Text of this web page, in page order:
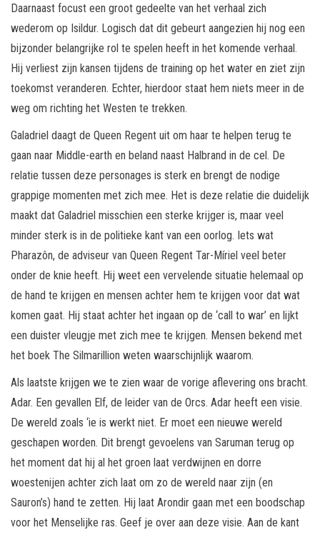
Daarnaast focust een groot gedeelte van het verhaal zich
wederom op Isildur. Logisch dat dit gebeurt aangezien hij nog een
bijzonder belangrijke rol te spelen heeft in het komende verhaal.
Hij verliest zijn kansen tijdens de training op het water en ziet zijn
toekomst veranderen. Echter, hierdoor staat hem niets meer in de
weg om richting het Westen te trekken.
Galadriel daagt de Queen Regent uit om haar te helpen terug te
gaan naar Middle-earth en beland naast Halbrand in de cel. De
relatie tussen deze personages is sterk en brengt de nodige
grappige momenten met zich mee. Het is deze relatie die duidelijk
maakt dat Galadriel misschien een sterke krijger is, maar veel
minder sterk is in de politieke kant van een oorlog. Iets wat
Pharazôn, de adviseur van Queen Regent Tar-Míriel veel beter
onder de knie heeft. Hij weet een vervelende situatie helemaal op
de hand te krijgen en mensen achter hem te krijgen voor dat wat
komen gaat. Hij staat achter het ingaan op de ‘call to war’ en lijkt
een duister vleugje met zich mee te krijgen. Mensen bekend met
het boek The Silmarillion weten waarschijnlijk waarom.
Als laatste krijgen we te zien waar de vorige aflevering ons bracht.
Adar. Een gevallen Elf, de leider van de Orcs. Adar heeft een visie.
De wereld zoals ‘ie is werkt niet. Er moet een nieuwe wereld
geschapen worden. Dit brengt gevoelens van Saruman terug op
het moment dat hij al het groen laat verdwijnen en dorre
woestenijen achter zich laat om zo de wereld naar zijn (en
Sauron’s) hand te zetten. Hij laat Arondir gaan met een boodschap
voor het Menselijke ras. Geef je over aan deze visie. Aan de kant